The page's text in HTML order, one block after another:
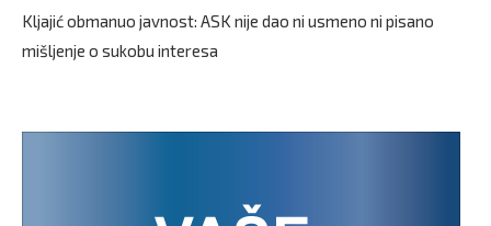
Kljajić obmanuo javnost: ASK nije dao ni usmeno ni pisano
mišljenje o sukobu interesa